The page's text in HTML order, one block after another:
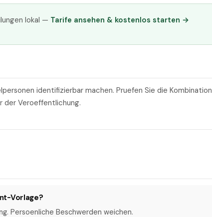
lokal — Tarife ansehen & kostenlos starten →
identifizierbar machen. Pruefen Sie die Kombination
der Veroeffentlichung.
Vorlage?
Persoenliche Beschwerden weichen.